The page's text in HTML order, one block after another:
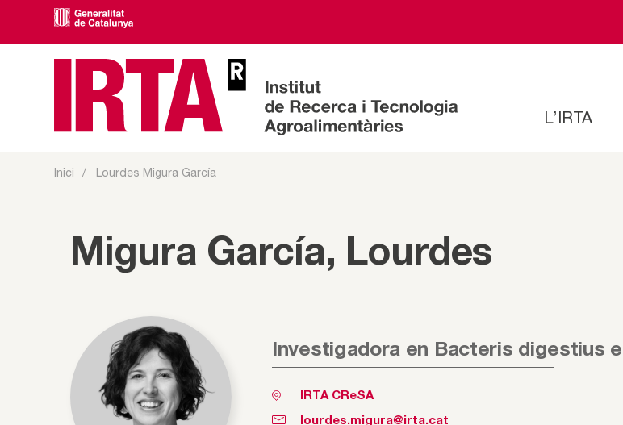
L’IRTA
Inici Lourdes Migura García
Migura García, Lourdes
Investigadora en Bacteris digestius
IRTA CReSA
lourdes.migura@irta.cat